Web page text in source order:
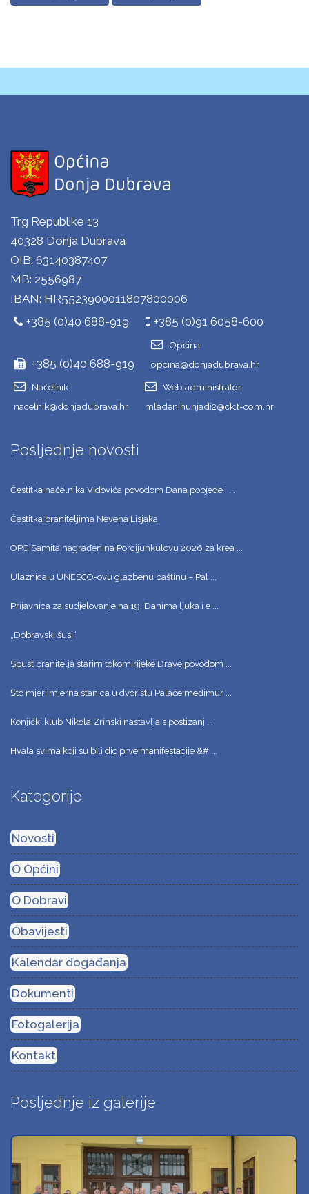
Trg Republike 13
40328 Donja Dubrava
OIB: 63140387407
MB: 2556987
IBAN: HR5523900011807800006
+385 (0)40 688-919
+385 (0)91 6058-600
+385 (0)40 688-919
Općina
opcina@donjadubrava.hr
Načelnik
nacelnik@donjadubrava.hr
Web administrator
mladen.hunjadi2@ck.t-com.hr
Posljednje novosti
Čestitka načelnika Vidovića povodom Dana pobjede i ...
Čestitka braniteljima Nevena Lisjaka
OPG Samita nagrađen na Porcijunkulovu 2026 za krea ...
Ulaznica u UNESCO-ovu glazbenu baštinu – Pal ...
Prijavnica za sudjelovanje na 19. Danima ljuka i e ...
„Dobravski šusi“
Spust branitelja starim tokom rijeke Drave povodom ...
Što mjeri mjerna stanica u dvorištu Palače međimur ...
Konjički klub Nikola Zrinski nastavlja s postizanj ...
Hvala svima koji su bili dio prve manifestacije &# ...
Kategorije
Novosti
O Općini
O Dobravi
Obavijesti
Kalendar događanja
Dokumenti
Fotogalerija
Kontakt
Posljednje iz galerije